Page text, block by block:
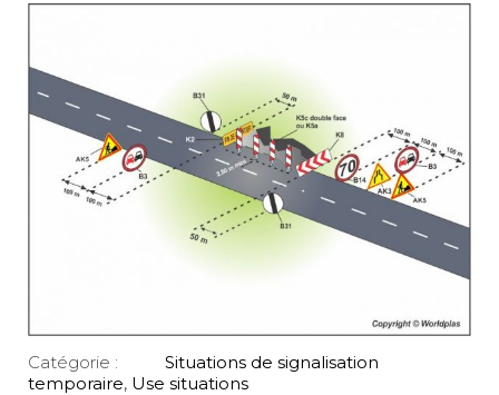
Catégorie :
Situations de signalisation
temporaire, Use situations